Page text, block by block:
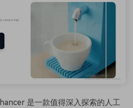
是一款值得深入探索的人工